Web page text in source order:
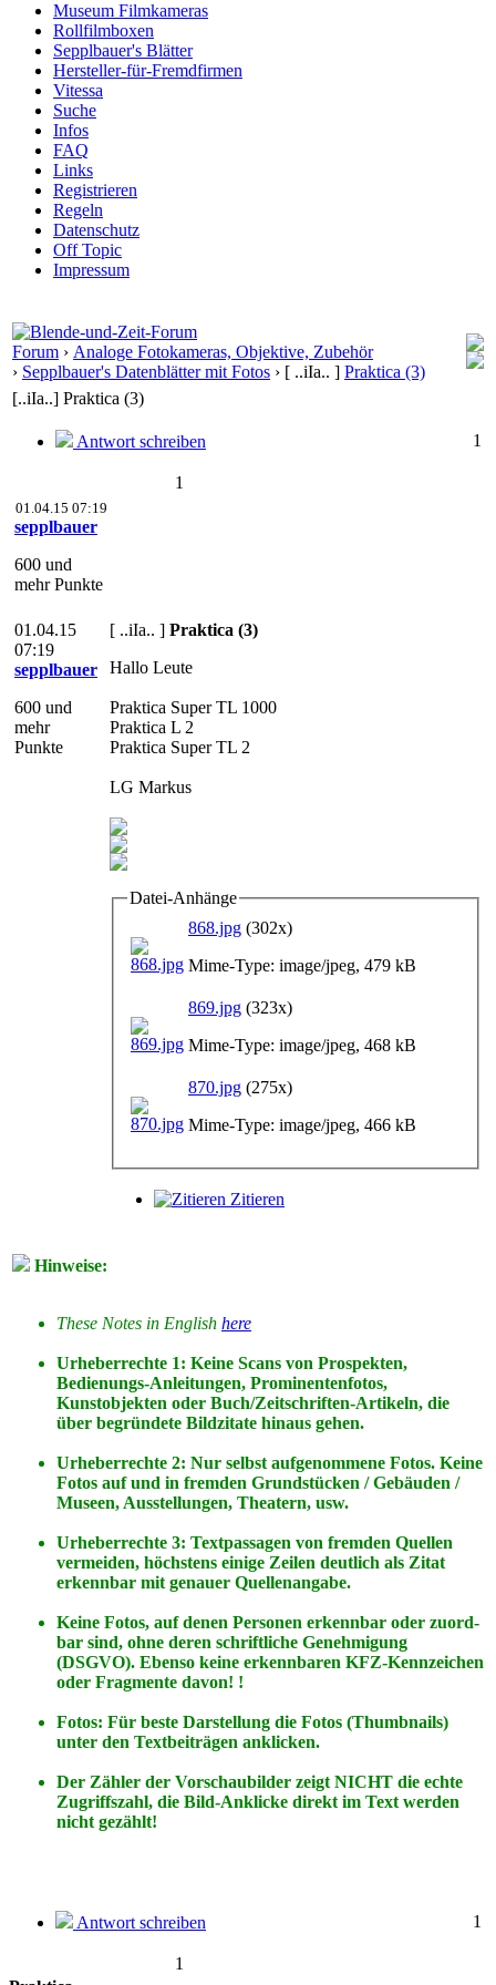
Museum Filmkameras
Rollfilmboxen
Sepplbauer's Blätter
Hersteller-für-Fremdfirmen
Vitessa
Suche
Infos
FAQ
Links
Registrieren
Regeln
Datenschutz
Off Topic
Impressum
Forum › Analoge Fotokameras, Objektive, Zubehör
› Sepplbauer's Datenblätter mit Fotos › [ ..iIa.. ] Praktica (3)
[..iIa..] Praktica (3)
Antwort schreiben 1
1
01.04.15 07:19
sepplbauer
600 und
mehr Punkte
01.04.15
07:19
sepplbauer
600 und
mehr
Punkte
[ ..iIa.. ] Praktica (3)
Hallo Leute
Praktica Super TL 1000
Praktica L 2
Praktica Super TL 2
LG Markus
Datei-Anhänge
868.jpg (302x)
Mime-Type: image/jpeg, 479 kB
869.jpg (323x)
Mime-Type: image/jpeg, 468 kB
870.jpg (275x)
Mime-Type: image/jpeg, 466 kB
Zitieren
Hinweise:
These Notes in English here
Urheberrechte 1: Keine Scans von Prospekten,
Bedienungs-Anleitungen, Prominentenfotos,
Kunstobjekten oder Buch/Zeitschriften-Artikeln, die
über begründete Bildzitate hinaus gehen.
Urheberrechte 2: Nur selbst aufgenommene Fotos. Keine
Fotos aufund in fremden Grundstücken / Gebäuden /
Museen, Ausstellungen, Theatern, usw.
Urheberrechte 3: Textpassagen von fremden Quellen
vermeiden, höchstens einige Zeilen deutlich als Zitat
erkennbar mit genauer Quellenangabe.
Keine Fotos, auf denen Personen erkennbar oder zuord-
bar sind, ohne deren schriftliche Genehmigung
(DSGVO). Ebenso keine erkennbaren KFZ-Kennzeichen
oder Fragmente davon! !
Fotos: Für beste Darstellung die Fotos (Thumbnails)
unter den Textbeiträgen anklicken.
Der Zähler der Vorschaubilder zeigt NICHT die echte
Zugriffszahl, die Bild-Anklicke direkt im Text werden
nicht gezählt!
Antwort schreiben 1
1